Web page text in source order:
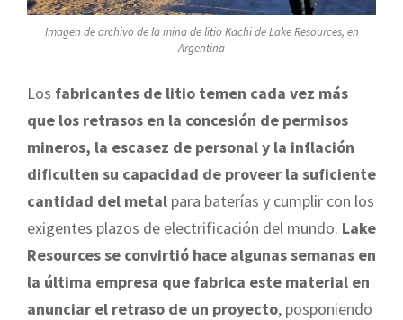
Imagen de archivo de la mina de litio Kachi de Lake Resources, en
Argentina
Los fabricantes de litio temen cada vez más
que los retrasos en la concesión de permisos
mineros, la escasez de personal y la inflación
dificulten su capacidad de proveer la suficiente
cantidad del metal para baterías y cumplir con los
exigentes plazos de electrificación del mundo. Lake
Resources se convirtió hace algunas semanas en
la última empresa que fabrica este material en
anunciar el retraso de un proyecto, posponiendo